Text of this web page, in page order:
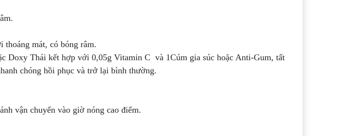
thoáng mát, có bóng râm.
Doxy Thái kết hợp với 0,05g Vitamin C và 1Cúm gia súc hoặc Anti-Gum, tất
chóng hồi phục và trở lại bình thường.
vận chuyển vào giờ nóng cao điểm.